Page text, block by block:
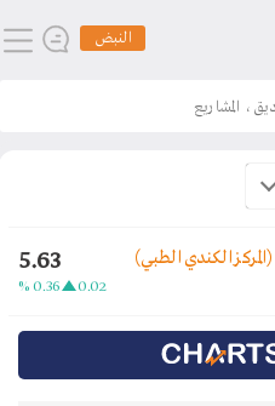
النبض
(المركز الكندي الطبي) 5.63
0.02
0.36 %